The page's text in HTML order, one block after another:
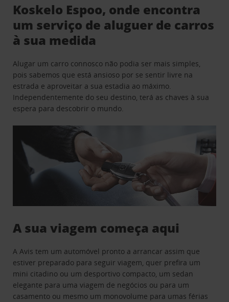
Koskelo Espoo, onde encontra
um serviço de aluguer de carros
à sua medida
Alugar um carro connosco não podia ser mais simples,
pois sabemos que está ansioso por se sentir livre na
estrada e aproveitar a sua estadia ao máximo.
Independentemente do seu destino, terá as chaves à sua
espera para descobrir o mundo.
A sua viagem começa aqui
A Avis tem um automóvel pronto a arrancar assim que
estiver preparado para seguir viagem, quer prefira um
mini citadino ou um desportivo compacto, um sedan
elegante para uma viagem de negócios ou para um
casamento ou mesmo um monovolume para umas férias